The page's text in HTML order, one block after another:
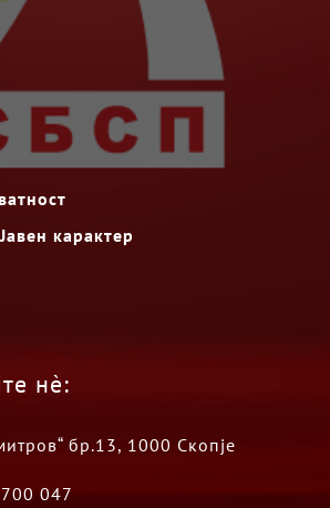
карактер
нè:
бр.13, 1000 Скопје
047